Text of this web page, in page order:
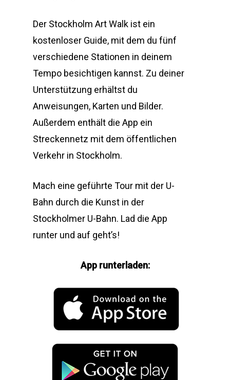
Der Stockholm Art Walk ist ein
kostenloser Guide, mit dem du fünf
verschiedene Stationen in deinem
Tempo besichtigen kannst. Zu deiner
Unterstützung erhältst du
Anweisungen, Karten und Bilder.
Außerdem enthält die App ein
Streckennetz mit dem öffentlichen
Verkehr in Stockholm.
Mach eine geführte Tour mit der U-
Bahn durch die Kunst in der
Stockholmer U-Bahn. Lad die App
runter und auf geht’s!
App runterladen: